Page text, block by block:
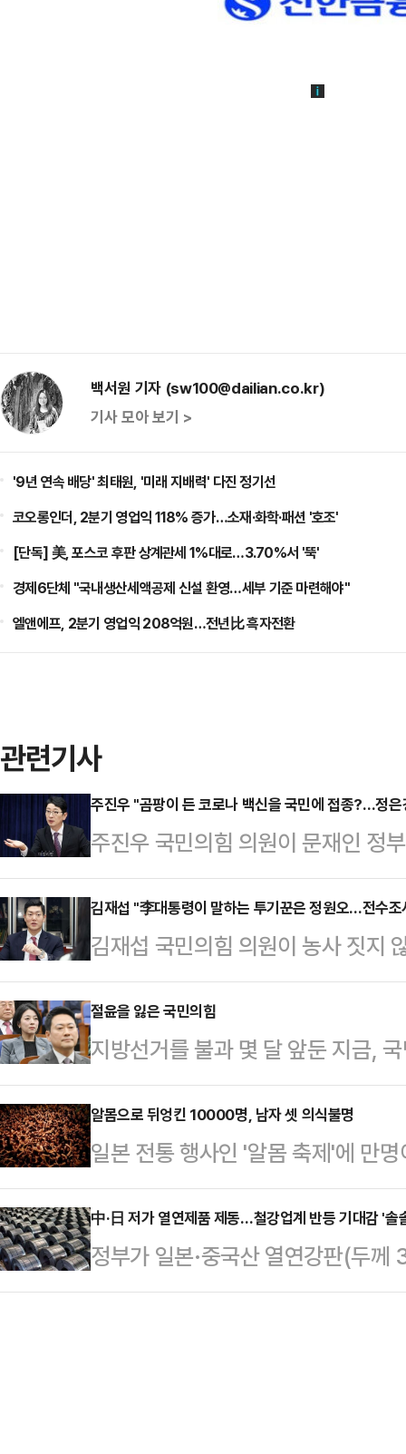
백서원 기자 (sw100@dailian.co.kr)
기사 모아 보기 >
'9년 연속 배당' 최태원, '미래 지배력' 다진 정기선
코오롱인더, 2분기 영업익 118% 증가…소재·화학·패션 '호조'
[단독] 美, 포스코 후판 상계관세 1%대로…3.70%서 '뚝'
경제6단체 "국내생산세액공제 신설 환영…세부 기준 마련해야"
엘앤에프, 2분기 영업익 208억원…전년比 흑자전환
관련기사
주진우 "곰팡이 든 코로나 백신을 국민에 접종?…정
주진우 국민의힘 의원이 문재인 정
회분의 백신에서 곰팡이, 머리카락
은경 (보건복지부) 장관은 질병청
리를 높였다.주진우 의원은 25일
번호, 접종병원을 공개하고, 접종
는 "곰팡이, 머리카락, 이산화규소
시킨 것은 범죄"라며 "같은 제조 공
뗐다.이어 …
김재섭 "李대통령이 말하는 투기꾼은 정원오…전수
김재섭 국민의힘 의원이 농사 짓지
을 동원한 전수조사 및 매각을 명령
청장을 전수조사 1호 대상자로 지
페이스북에 "보통 부동산과 관련해
편인데, 이번에는 참 말을 잘했다"
대상자로 지정하라"고 압박했다.김
장은 57년 경력의 영농인이거나,
등기부등본에 따르면…
절윤을 잃은 국민의힘
지방선거를 불과 몇 달 앞둔 지금,
다 강성 지지층의 눈치를 먼저 보는
론조사에서도 여당이 40% 안팎의
중반에 머무는 구도가 고착화되고
결과가 반복되고 있다.​​정치는 결국
에 있다. 그러나 현재 국민의힘은
안주하는 길을 선택하고 있다는 우
과민할 정도로 반…
알몸으로 뒤엉킨 10000명, 남자 셋 의식불명
일본 전통 행사인 '알몸 축제'에 만
에 빠지는 사고가 발생했다.23일
시쯤 오카야마시 히가시구 사이다
제에서 남성 참가자 6명이 부상을
40~50대 남성 3명은 의식 불명 상
中·日 저가 열연제품 제동…철강업계 반등 기대감 '솔
정부가 일본·중국산 열연강판(두
핑 관세 부과를 결정하면서 국내 철